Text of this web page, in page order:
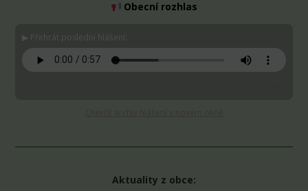
Obecní rozhlas
▶ Přehrát poslední hlášení:
Aktuality z obce: